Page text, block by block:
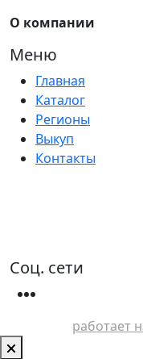
О компании
Меню
Главная
Каталог
Регионы
Выкуп
Контакты
Соц. сети
работает